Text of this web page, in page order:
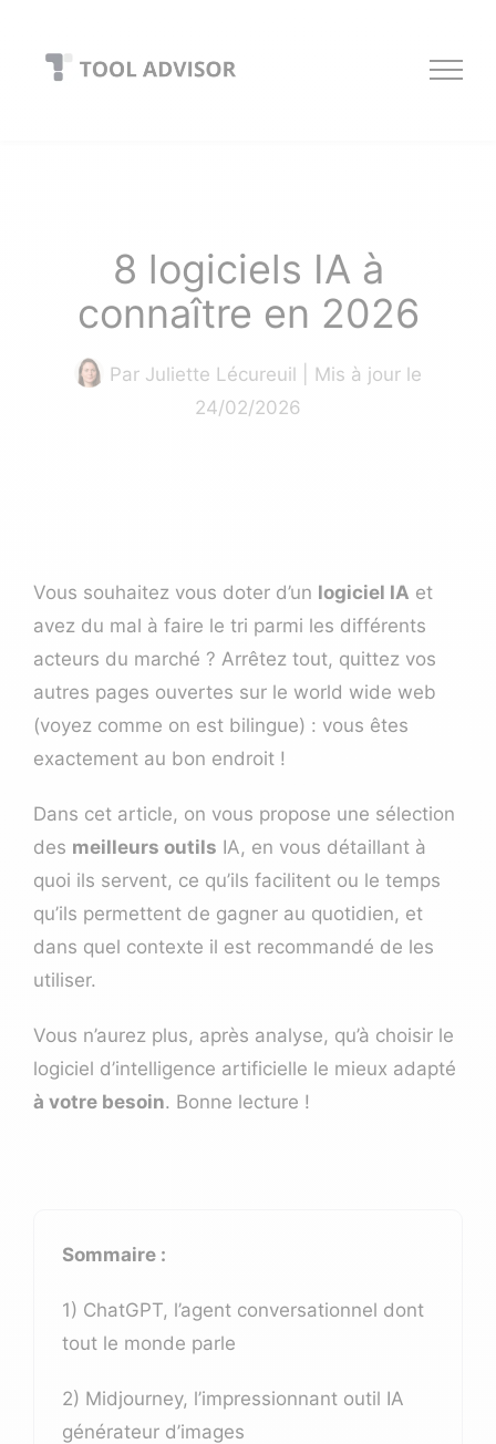
content
8 logiciels IA à
connaître en 2026
Par Juliette Lécureuil | Mis à jour le
24/02/2026
Vous souhaitez vous doter d’un logiciel IA et
avez du mal à faire le tri parmi les différents
acteurs du marché ? Arrêtez tout, quittez vos
autres pages ouvertes sur le world wide web
(voyez comme on est bilingue) : vous êtes
exactement au bon endroit !
Dans cet article, on vous propose une sélection
des meilleurs outils IA, en vous détaillant à
quoi ils servent, ce qu’ils facilitent ou le temps
qu’ils permettent de gagner au quotidien, et
dans quel contexte il est recommandé de les
utiliser.
Vous n’aurez plus, après analyse, qu’à choisir le
logiciel d’intelligence artificielle le mieux adapté
à votre besoin. Bonne lecture !
Sommaire :
1) ChatGPT, l’agent conversationnel dont
tout le monde parle
2) Midjourney, l’impressionnant outil IA
générateur d’images